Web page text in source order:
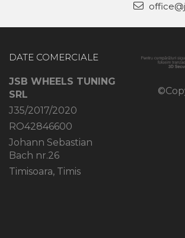
DATE COMERCIALE
JSB WHEELS TUNING
SRL
J35/2017/2020
RO42846600
Johann Sebastian
Bach nr.26
Timisoara, Timis